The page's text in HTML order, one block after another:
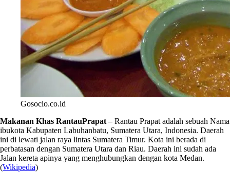
Gosocio.co.id
Makanan Khas RantauPrapat – Rantau Prapat adalah sebuah Nama
ibukota Kabupaten Labuhanbatu, Sumatera Utara, Indonesia. Daerah
ini di lewati jalan raya lintas Sumatera Timur. Kota ini berada di
perbatasan dengan Sumatera Utara dan Riau. Daerah ini sudah ada
Jalan kereta apinya yang menghubungkan dengan kota Medan.
(Wikipedia)